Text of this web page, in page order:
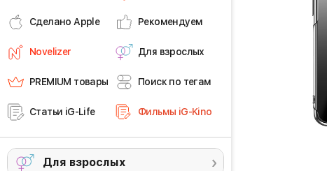
Сделано Apple Рекомендуем
Novelizer Для взрослых
PREMIUM товары Поиск по тегам
Статьи iG-Life Фильмы iG-Kino
Для взрослых